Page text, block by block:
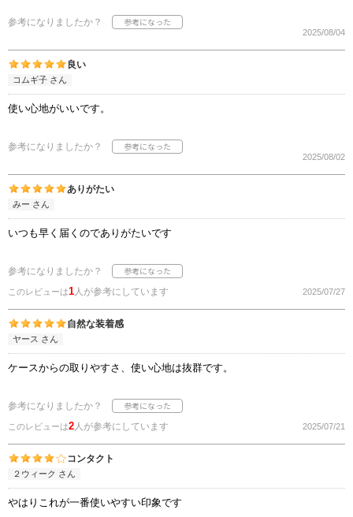
参考になりましたか？
2025/08/04
良い
コムギ子 さん
使い心地がいいです。
参考になりましたか？
2025/08/02
ありがたい
みー さん
いつも早く届くのでありがたいです
参考になりましたか？
このレビューは1人が参考にしています 2025/07/27
自然な装着感
ヤース さん
ケースからの取りやすさ、使い心地は抜群です。
参考になりましたか？
このレビューは2人が参考にしています 2025/07/21
コンタクト
２ウィーク さん
やはりこれが一番使いやすい印象です